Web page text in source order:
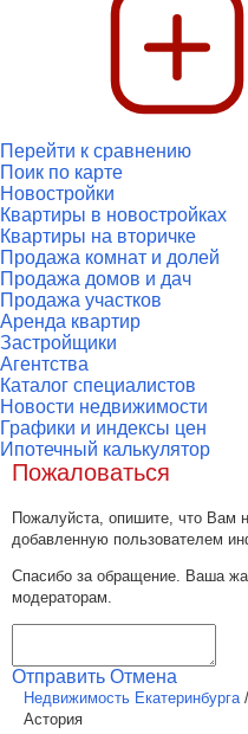
Перейти к сравнению
Поик по карте
Новостройки
Квартиры в новостройках
Квартиры на вторичке
Продажа комнат и долей
Продажа домов и дач
Продажа участков
Аренда квартир
Застройщики
Агентства
Каталог специалистов
Новости недвижимости
Графики и индексы цен
Ипотечный калькулятор
Пожаловаться
Пожалуйста, опишите, что Вам
добавленную пользователем
Спасибо за обращение. Ваша
модераторам.
Отправить Отмена
Недвижимость Екатеринбурга/
Астория